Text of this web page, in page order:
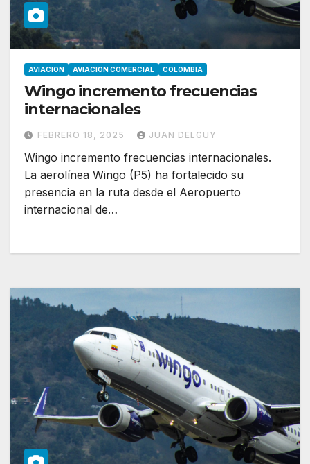
AVIACION AVIACION COMERCIAL COLOMBIA
Wingo incremento frecuencias
internacionales
FEBRERO 18, 2025 JUAN DELGUY
Wingo incremento frecuencias internacionales.
La aerolínea Wingo (P5) ha fortalecido su
presencia en la ruta desde el Aeropuerto
internacional de…